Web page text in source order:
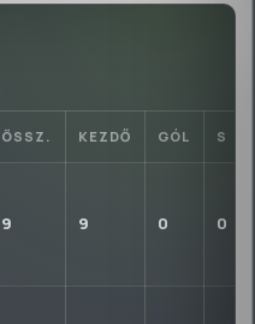
ÖSSZ. KEZDŐ GÓL S
9 9 0 0